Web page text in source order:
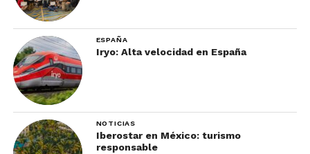
ESPAÑA
Iryo: Alta velocidad en España
NOTICIAS
Iberostar en México: turismo
responsable